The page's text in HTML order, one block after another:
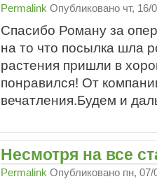
Permalink Опубликовано чт, 16/
Спасибо Роману за
на то что посылка шла
растения пришли в
понравился! От
вечатления.Будем и
Несмотря на все
Permalink Опубликовано пн, 07/